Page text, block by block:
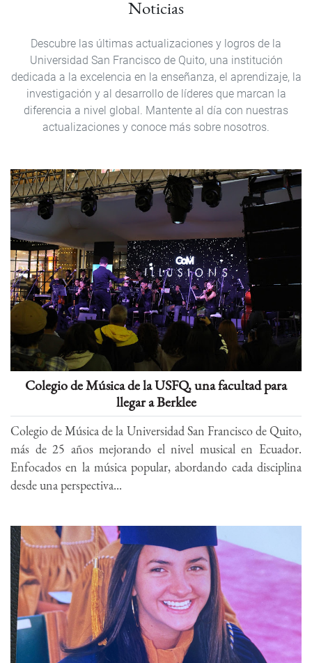
Noticias
Descubre las últimas actualizaciones y logros de la
Universidad San Francisco de Quito, una institución
dedicada a la excelencia en la enseñanza, el aprendizaje, la
investigación y al desarrollo de líderes que marcan la
diferencia a nivel global. Mantente al día con nuestras
actualizaciones y conoce más sobre nosotros.
Colegio de Música de la USFQ, una facultad para
llegar a Berklee
Colegio de Música de la Universidad San Francisco de Quito,
más de 25 años mejorando el nivel musical en Ecuador.
Enfocados en la música popular, abordando cada disciplina
desde una perspectiva...